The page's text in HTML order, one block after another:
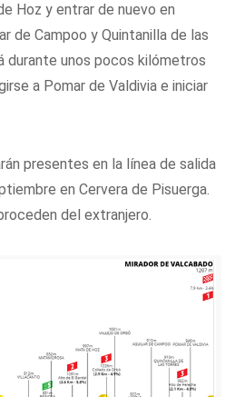
Hoz y entrar de nuevo en
de Campoo y Quintanilla de las
durante unos pocos kilómetros
a Pomar de Valdivia e iniciar
presentes en la línea de salida
en Cervera de Pisuerga.
del extranjero.